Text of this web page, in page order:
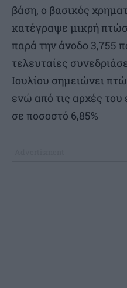
βάση, ο βασικός
κατέγραψε μικρή
παρά την άνοδο 3,755
τελευταίες
Ιουλίου σημειώνει
ενώ από τις αρχές του
σε ποσοστό 6,85%